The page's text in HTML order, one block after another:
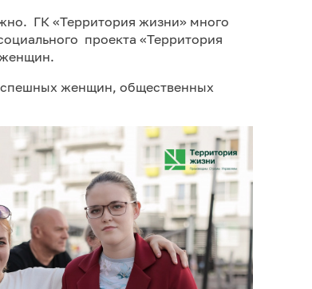
ГК «Территория жизни» много
проекта «Территория
женщин, общественных